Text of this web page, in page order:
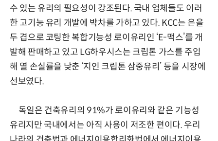
수 있는 유리의 필요성이 강조된다. 국내 업체들도 이러
한 고기능 유리 개발에 박차를 가하고 있다. KCC는 은을
두 겹으로 코팅한 복합기능성 로이유리인 ‘E-맥스’를 개
발해 판매하고 있고 LG하우시스는 크립톤 가스를 주입
해 열 손실률을 낮춘 ‘지인 크립톤 삼중유리’ 등을 시장에
선보였다.
독일은 건축유리의 91%가 로이유리와 같은 기능성
유리지만 국내에서는 아직 사용이 저조한 편이다. 우리